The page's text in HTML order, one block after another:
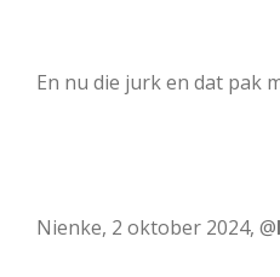
En nu die jurk en dat pak
Nienke, 2 oktober 2024, @